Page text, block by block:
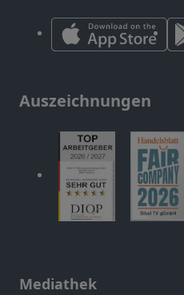
Auszeichnungen
Mediathek